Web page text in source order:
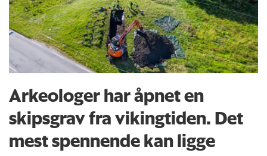
Arkeologer har åpnet en
skipsgrav fra vikingtiden. Det
mest spennende kan ligge